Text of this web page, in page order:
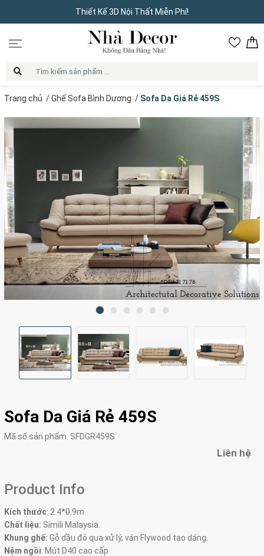
Thiết Kế 3D Nội Thất Miễn Phí!
Trang chủ /Ghế Sofa Bình Dương / Sofa Da Giá Rẻ 459S
Sofa Da Giá Rẻ 459S
Mã số sản phẩm: SFDGR459S
Liên hệ
Product Info
Kích thước: 2.4*0.9m
Chất liệu: Simili Malaysia.
Khung ghế: Gỗ dầu đỏ qua xử lý, ván Flywood tạo dáng.
Nệm ngồi: Mút D40 cao cấp